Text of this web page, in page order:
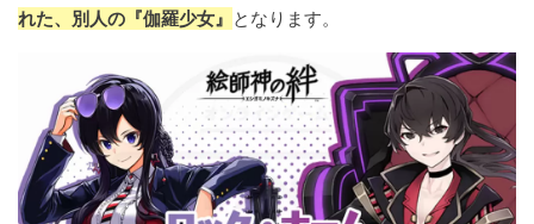
れた、別人の『伽羅少女』 となります。